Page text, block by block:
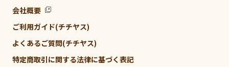
会社概要
ご利用ガイド(チチヤス)
よくあるご質問(チチヤス)
特定商取引に関する法律に基づく表記